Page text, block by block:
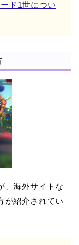
ド1世につい
、海外サイトな
が紹介されてい